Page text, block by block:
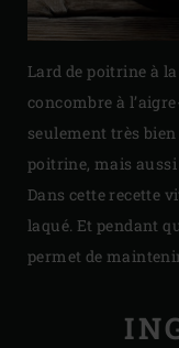
Lard de poitrine à
concombre à
seulement très
poitrine, mais
Dans cette recette
laqué. Et pendant
permet de